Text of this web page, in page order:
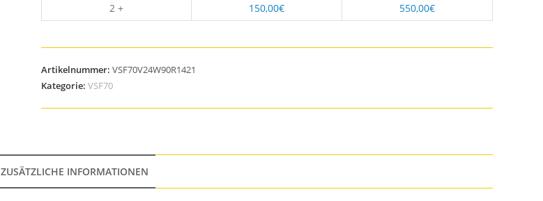
2 +
150,00€ 550,00€
Artikelnummer: VSF70V24W90R1421
Kategorie: VSF70
ZUSÄTZLICHE INFORMATIONEN